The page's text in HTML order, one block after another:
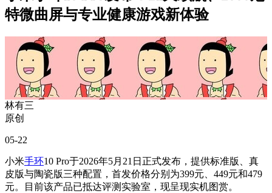
特微曲屏与专业健康游戏新体验
林有三
原创
05-22
小米手环10 Pro于2026年5月21日正式发布，提供标准版、真
皮版与陶瓷版三种配置，首发价格分别为399元、449元和479
元。目前该产品已抵达评测实验室，现呈现实机图赏。